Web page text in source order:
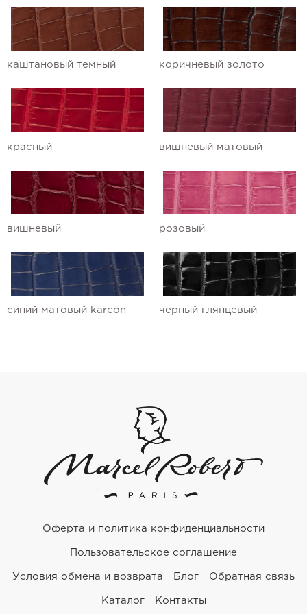
каштановый темный коричневый золото
красный вишневый матовый
вишневый розовый
синий матовый karcon черный глянцевый
Оферта и политика конфиденциальности
Пользовательское соглашение
Условия обмена и возврата Блог Обратная связь
Каталог Контакты
Ремешки для часов Ulysse Nardin
Constantin
Ремешки для часов Zenith